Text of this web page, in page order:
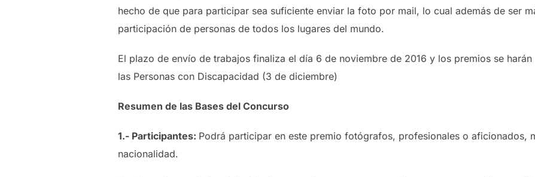
hecho de que para participar sea suficiente enviar la foto por mail, lo cual además de ser
participación de personas de todos los lugares del mundo.
El plazo de envío de trabajos finaliza el día 6 de noviembre de 2016 y los premios se
las Personas con Discapacidad (3 de diciembre)
Resumen de las Bases del Concurso
1.- Participantes: Podrá participar en este premio fotógrafos, profesionales o aficionados,
nacionalidad.